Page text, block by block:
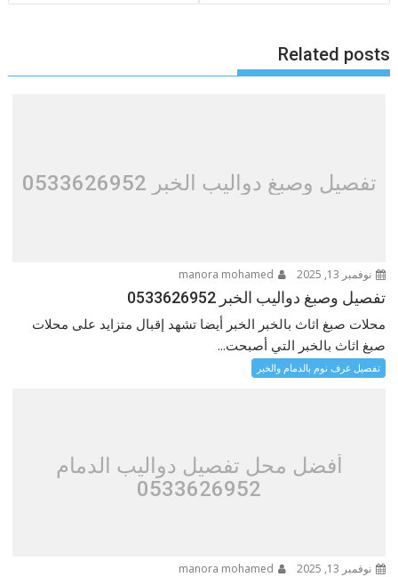
Related posts
تفصيل وصبغ دواليب الخبر 0533626952
نوفمبر 13, 2025
تفصيل وصبغ دواليب الخبر 0533626952
محلات صبغ اثاث بالخبر الخبر أيضا تشهد إقبال متزايد على محلات
صبغ اثاث بالخبر التي أصبحت...
تفصيل غرف نوم بالدمام والخبر
أفضل محل تفصيل دواليب الدمام
0533626952
نوفمبر 13, 2025